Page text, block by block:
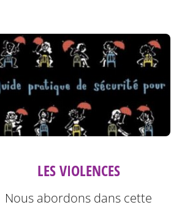
LES VIOLENCES
Nous abordons dans cette